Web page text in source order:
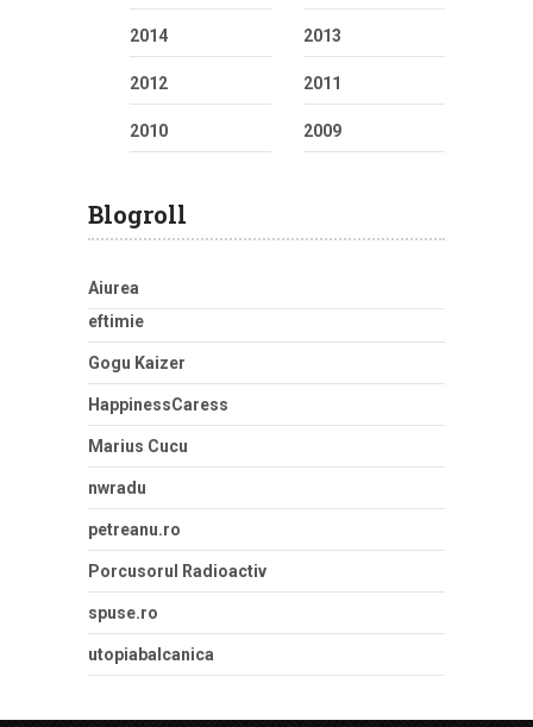
2014 2013
2012 2011
2010 2009
Blogroll
Aiurea
eftimie
Gogu Kaizer
HappinessCaress
Marius Cucu
nwradu
petreanu.ro
Porcusorul Radioactiv
spuse.ro
utopiabalcanica